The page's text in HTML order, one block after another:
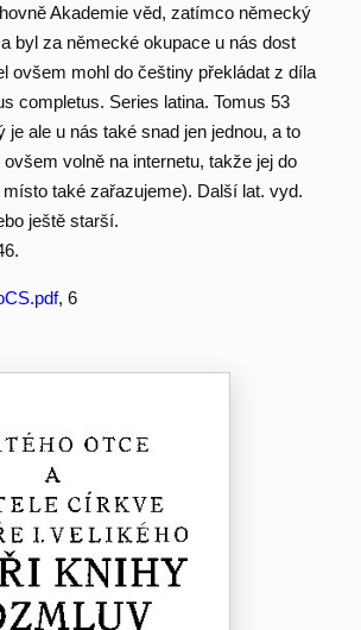
Akademie věd, zatímco německý
byl za německé okupace u nás dost
ovšem mohl do češtiny překládat z díla
completus. Series latina. Tomus 53
je ale u nás také snad jen jednou, a to
volně na internetu, takže jej do
také zařazujeme). Další lat. vyd.
ještě starší.
, 6